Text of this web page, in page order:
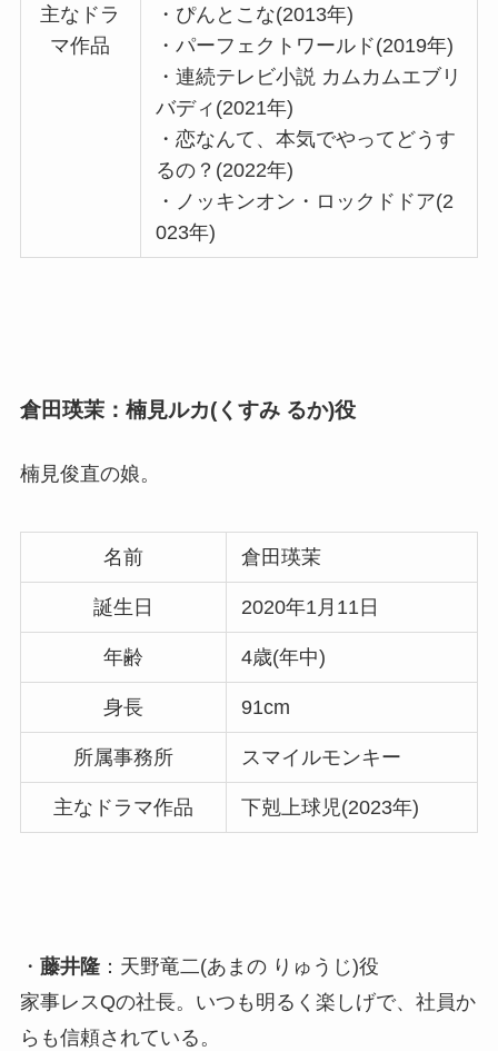
主なドラ
マ作品
・ぴんとこな(2013年)
・パーフェクトワールド(2019年)
・連続テレビ小説 カムカムエブリ
バディ(2021年)
・恋なんて、本気でやってどうす
るの？(2022年)
・ノッキンオン・ロックドドア(2
023年)
倉田瑛茉：楠見ルカ(くすみ るか)役
楠見俊直の娘。
名前 倉田瑛茉
誕生日 2020年1月11日
年齢 4歳(年中)
身長 91cm
所属事務所 スマイルモンキー
主なドラマ作品 下剋上球児(2023年)
・ 藤井隆：天野竜二(あまの りゅうじ)役
家事レスQの社長。いつも明るく楽しげで、社員か
らも信頼されている。